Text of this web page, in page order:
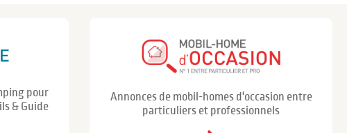
pour
& Guide
Annonces de mobil-homes d'occasion entre
particuliers et professionnels